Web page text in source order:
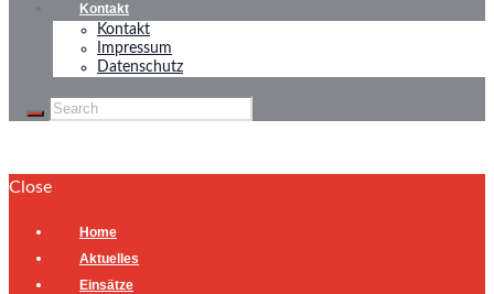
Kontakt
Kontakt
Impressum
Datenschutz
Close
Home
Aktuelles
Einsätze